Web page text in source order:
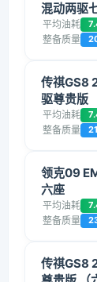
混动两驱
平均油耗
整备质量
传祺GS8
驱尊贵版
平均油耗
整备质量
领克09
六座
平均油耗
整备质量
传祺GS8